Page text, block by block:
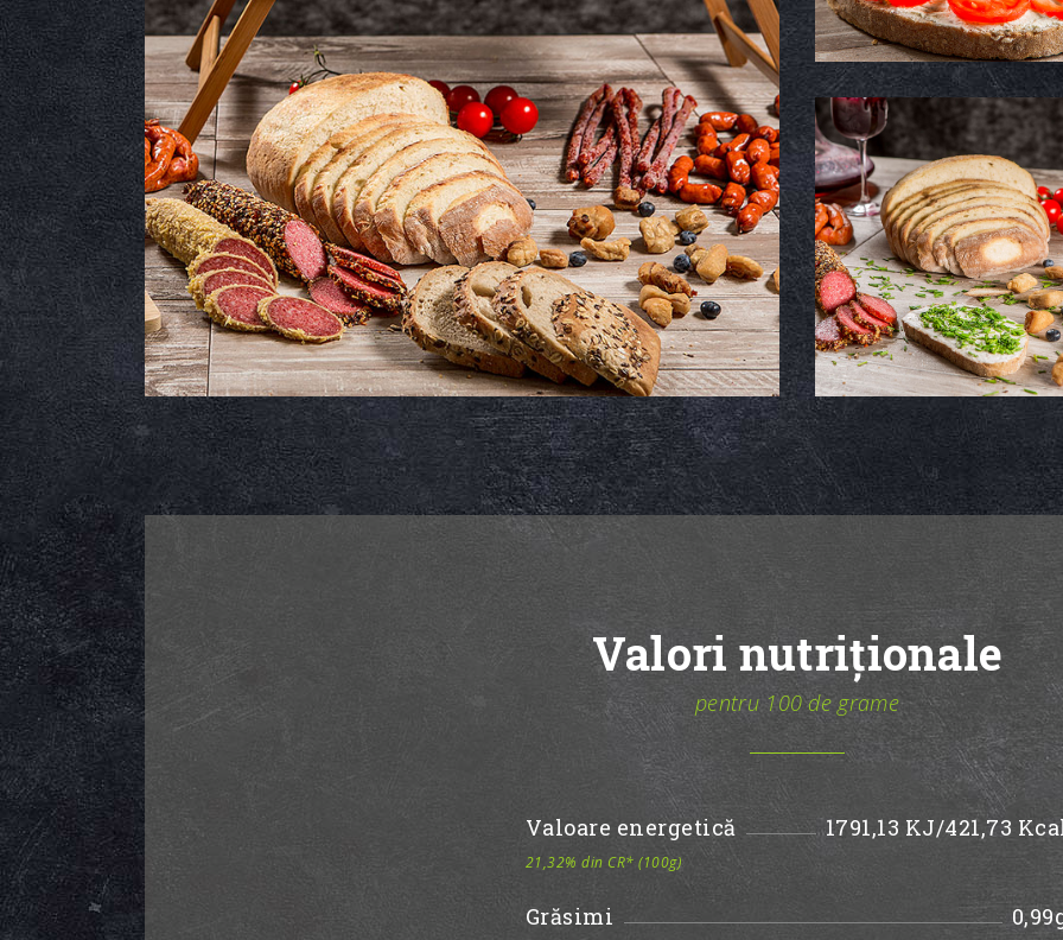
Valori nutriționale
pentru 100 de grame
Valoare energetică 1791,13 KJ/421,73
21,32% din CR* (100g)
Grăsimi